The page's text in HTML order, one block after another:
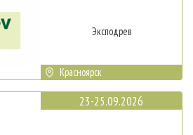
Эксподрев
Красноярск
23-25.09.2026